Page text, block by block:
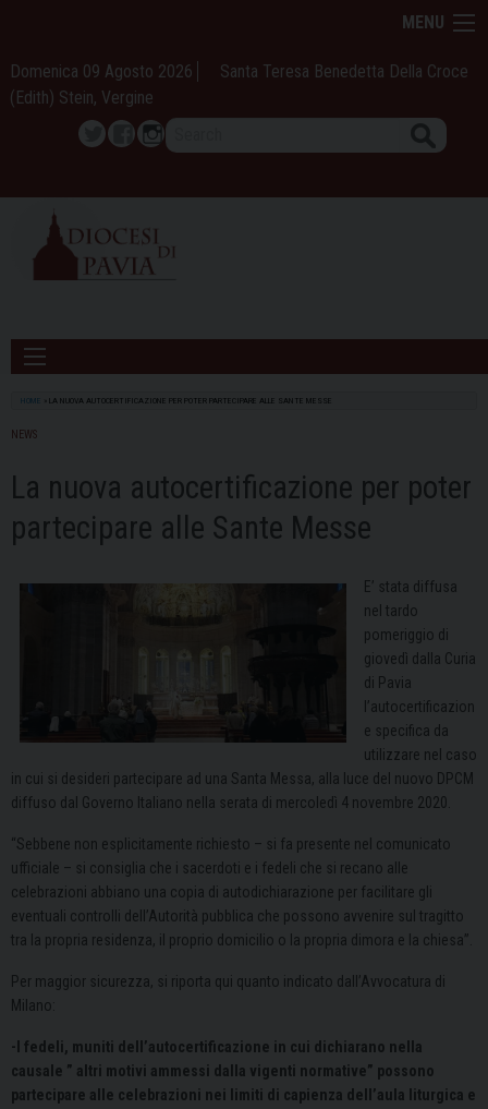
content
MENU
Domenica 09 Agosto 2026
Santa Teresa Benedetta Della Croce
(Edith) Stein, Vergine
TwitterFacebook
Instagram
HOME LA NUOVA AUTOCERTIFICAZIONE PER POTER PARTECIPARE ALLE SANTE MESSE
NEWS
La nuova autocertificazione per poter
partecipare alle Sante Messe
E’ stata diffusa
nel tardo
pomeriggio di
giovedì dalla Curia
di Pavia
l’autocertificazion
e specifica da
utilizzare nel caso
in cui si desideri partecipare ad una Santa Messa, alla luce del nuovo DPCM
diffuso dal Governo Italiano nella serata di mercoledì 4 novembre 2020.
“Sebbene non esplicitamente richiesto – si fa presente nel comunicato
ufficiale – si consiglia che i sacerdoti e i fedeli che si recano alle
celebrazioni abbiano una copia di autodichiarazione per facilitare gli
eventuali controlli dell’Autorità pubblica che possono avvenire sul tragitto
tra la propria residenza, il proprio domicilio o la propria dimora e la chiesa”.
Per maggior sicurezza, si riporta qui quanto indicato dall’Avvocatura di
Milano:
-I fedeli, muniti dell’autocertificazione in cui dichiarano nella
causale ” altri motivi ammessi dalla vigenti normative” possono
partecipare alle celebrazioni nei limiti di capienza dell’aula liturgica e